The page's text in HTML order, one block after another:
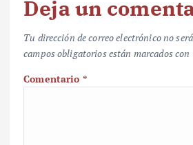
Deja un
Tu dirección de correo electrónico no
campos obligatorios están marcados con
Comentario *